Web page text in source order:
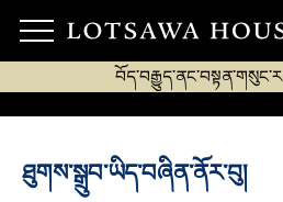
ཐུགས་སྒྲུབ་ཡིད་བཞིན་ནོར་བུ།